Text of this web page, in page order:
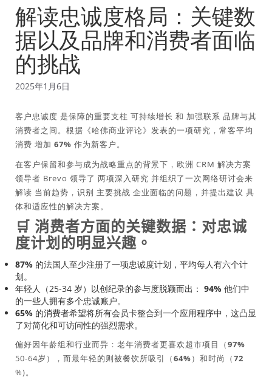
解读忠诚度格局：关键数
据以及品牌和消费者面临
的挑战
2025年1月6日
客户忠诚度 是保障的重要支柱 可持续增长 和 加强联系 品牌与其
消费者之间。根据《哈佛商业评论》发表的一项研究，常客平均
消费 增加 67% 作为新客户。
在客户保留和参与成为战略重点的背景下，欧洲 CRM 解决方案
领导者 Brevo 领导了 两项深入研究 并组织了一次网络研讨会来
解读 当前趋势 ，识别 主要挑战 企业面临的问题，并提出建议 具
体和适应性的解决方案。
🛒 消费者方面的关键数据：对忠诚
度计划的明显兴趣。
87% 的法国人至少注册了一项忠诚度计划，平均每人有六个计
划。
年轻人（25​​-34 岁）以创纪录的参与度脱颖而出： 94% 他们中
的一些人拥有多个忠诚账户。
65% 的消费者希望将所有会员卡整合到一个应用程序中，这凸显
了对简化和可访问性的强烈需求。
偏好因年龄组和行业而异：老年消费者更喜欢超市项目（97%
50-64岁），而最年轻的则被餐饮所吸引（64%）和时尚（72
%)。